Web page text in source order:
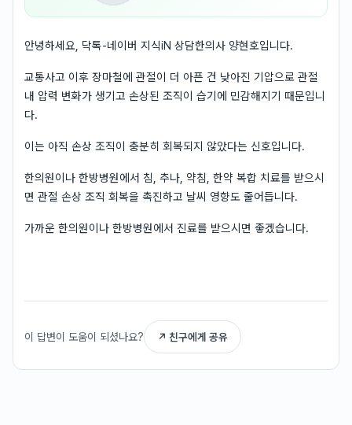
안녕하세요, 닥톡-네이버 지식iN 상담한의사 양현호입니다.
교통사고 이후 장마철에 관절이 더 아픈 건 낮아진 기압으로 관절
내 압력 변화가 생기고 손상된 조직이 습기에 민감해지기 때문입니
다.
이는 아직 손상 조직이 충분히 회복되지 않았다는 신호입니다.
한의원이나 한방병원에서 침, 추나, 약침, 한약 복합 치료를 받으시
면 관절 손상 조직 회복을 촉진하고 날씨 영향도 줄어듭니다.
가까운 한의원이나 한방병원에서 진료를 받으시면 좋겠습니다.
이 답변이 도움이 되셨나요? ↗ 친구에게 공유